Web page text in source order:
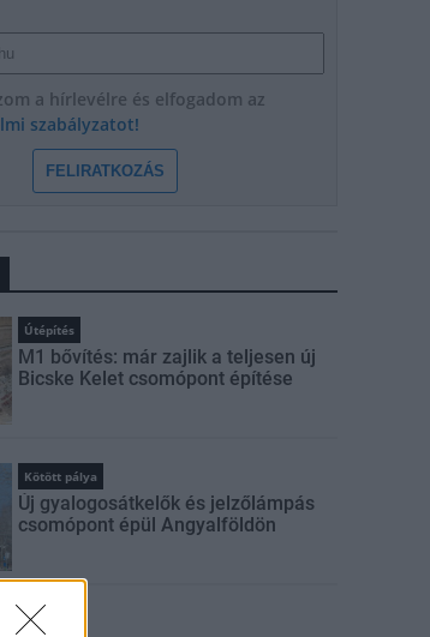
a hírlevélre és elfogadom az
szabályzatot!
FELIRATKOZÁS
Útépítés
M1 bővítés: már zajlik a teljesen új
Bicske Kelet csomópont építése
Kötött pálya
Új gyalogosátkelők és jelzőlámpás
csomópont épül Angyalföldön
Mi épül?